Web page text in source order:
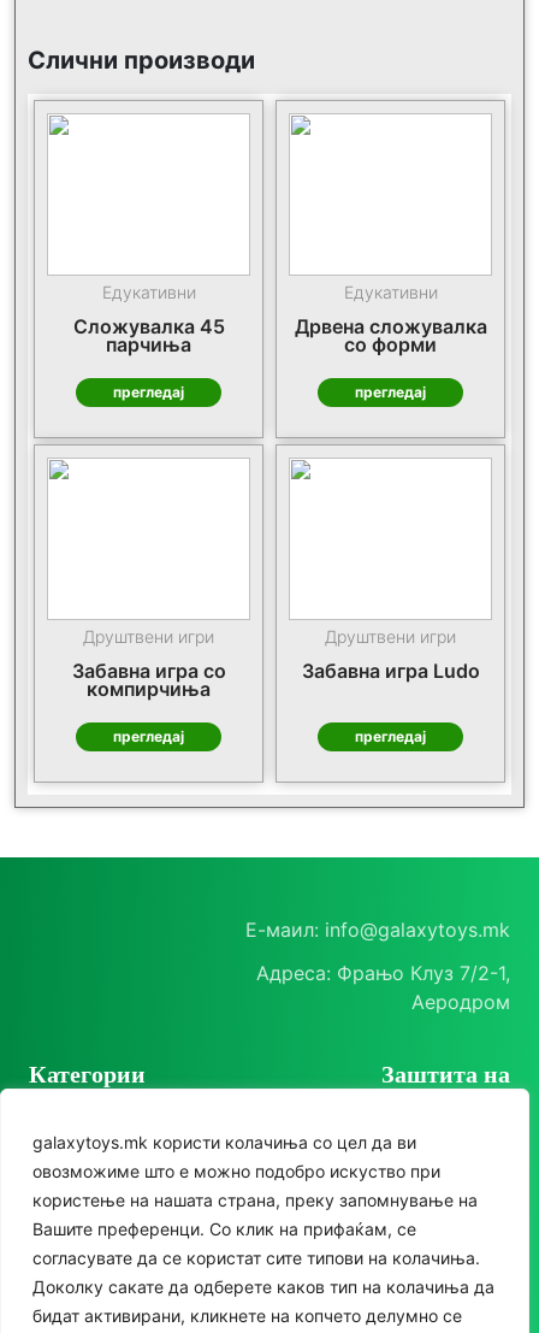
galaxytoys.mk користи колачиња со цел да ви
овозможиме што е можно подобро искуство при
користење на нашата страна, преку запомнување на
Вашите преференци. Со клик на прифаќам, се
согласувате да се користат сите типови на колачиња.
Доколку сакате да одберете каков тип на колачиња да
бидат активирани, кликнете на копчето делумно се
Слични производи
Едукативни
Сложувалка 45
парчиња
прегледај
Едукативни
Дрвена сложувалка
со форми
прегледај
Друштвени игри
Забавна игра со
компирчиња
прегледај
Друштвени игри
Забавна игра Ludo
прегледај
Е-маил: info@galaxytoys.mk
Адреса: Фрањо Клуз 7/2-1,
Аеродром
Категории
Сезонска опрема
Друштвени игри
За двор
Едукативни
Заштита на
Политика на
приватност
Политика за колачиња
Следете нè
Instagram
Facebook